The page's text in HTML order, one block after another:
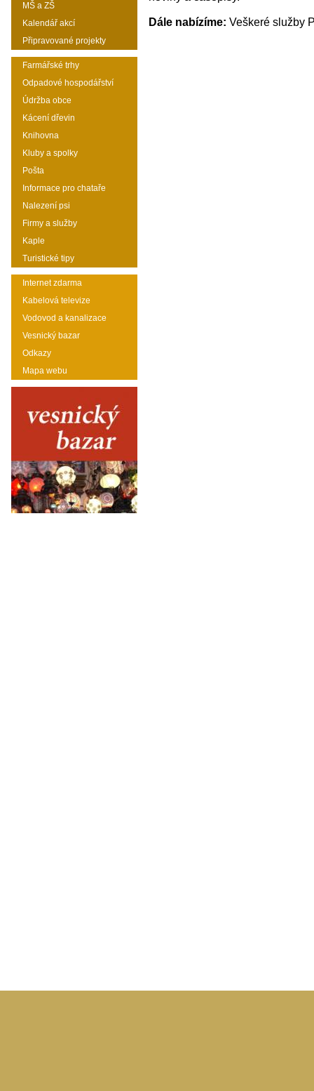
MŠ a ZŠ
Kalendář akcí
Připravované projekty
Farmářské trhy
Odpadové hospodářství
Údržba obce
Kácení dřevin
Knihovna
Kluby a spolky
Pošta
Informace pro chataře
Nalezení psi
Firmy a služby
Kaple
Turistické tipy
Internet zdarma
Kabelová televize
Vodovod a kanalizace
Vesnický bazar
Odkazy
Mapa webu
Dále nabízíme: Veškeré služby